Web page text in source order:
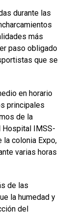
durante las
más
paso obligado
que se
en horario
principales
de la
Hospital IMSS-
la colonia Expo,
varias horas
de las
la humedad y
del